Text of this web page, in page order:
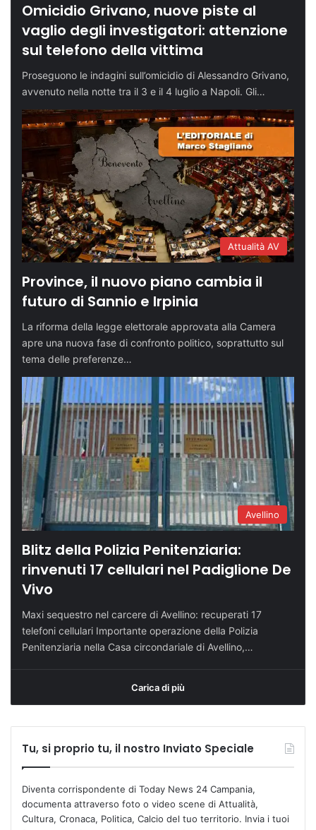
Omicidio Grivano, nuove piste al
vaglio degli investigatori: attenzione
sul telefono della vittima
Proseguono le indagini sull’omicidio di Alessandro Grivano,
avvenuto nella notte tra il 3 e il 4 luglio a Napoli. Gli…
Attualità AV
Province, il nuovo piano cambia il
futuro di Sannio e Irpinia
La riforma della legge elettorale approvata alla Camera
apre una nuova fase di confronto politico, soprattutto sul
tema delle preferenze…
Avellino
Blitz della Polizia Penitenziaria:
rinvenuti 17 cellulari nel Padiglione De
Vivo
Maxi sequestro nel carcere di Avellino: recuperati 17
telefoni cellulari Importante operazione della Polizia
Penitenziaria nella Casa circondariale di Avellino,…
Carica di più
Tu, si proprio tu, il nostro Inviato Speciale
Diventa corrispondente di Today News 24 Campania,
documenta attraverso foto o video scene di Attualità,
Cultura, Cronaca, Politica, Calcio del tuo territorio. Invia i tuoi